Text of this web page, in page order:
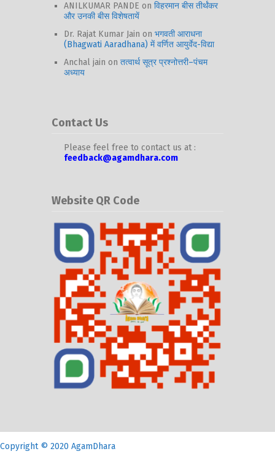
ANILKUMAR PANDE on विहरमान बीस तीर्थंकर
और उनकी बीस विशेषतायें
Dr. Rajat Kumar Jain on भगवती आराधना
(Bhagwati Aaradhana) में वर्णित आयुर्वेद-विद्या
Anchal jain on तत्वार्थ सूत्र प्रश्नोत्तरी–पंचम
अध्याय
Contact Us
Please feel free to contact us at :
feedback@agamdhara.com
Website QR Code
Copyright © 2020 AgamDhara